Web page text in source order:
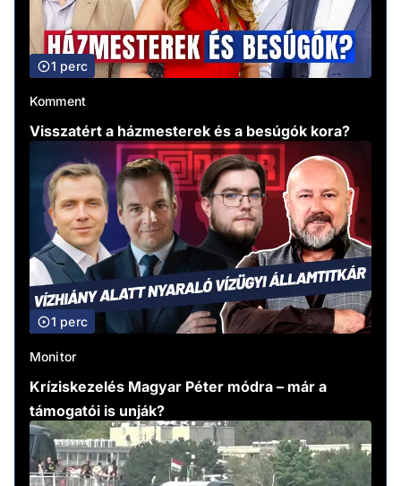
1 perc
Komment
Visszatért a házmesterek és a besúgók kora?
1 perc
Monitor
Kríziskezelés Magyar Péter módra – már a
támogatói is unják?